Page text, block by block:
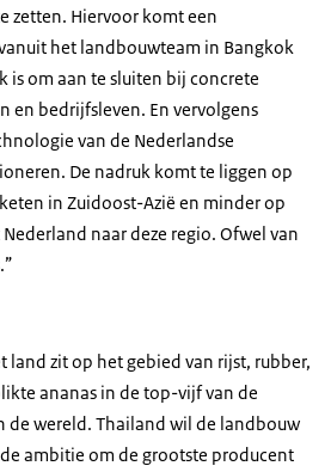
zetten. Hiervoor komt een
het landbouwteam in Bangkok
is om aan te sluiten bij concrete
en bedrijfsleven. En vervolgens
van de Nederlandse
De nadruk komt te liggen op
in Zuidoost-Azië en minder op
naar deze regio. Ofwel van
land zit op het gebied van rijst, rubber,
ananas in de top-vijf van de
de wereld. Thailand wil de landbouw
ambitie om de grootste producent